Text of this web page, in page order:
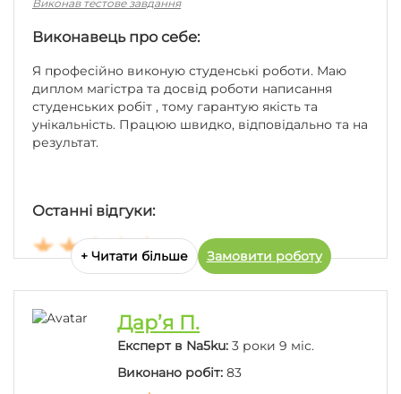
Виконав тестове завдання
Виконавець про себе:
Я професійно виконую студенські роботи. Маю
диплом магістра та досвід роботи написання
студенських робіт , тому гарантую якість та
унікальність. Працюю швидко, відповідально та на
результат.
Останні відгуки:
+ Читати більше Замовити роботу
Дар’я П.
Експерт в Na5ku: 3 роки 9 міс.
Виконано робіт: 83